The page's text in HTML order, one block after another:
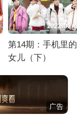
2022-02-
第14期：手机里的
女儿（下）
广告